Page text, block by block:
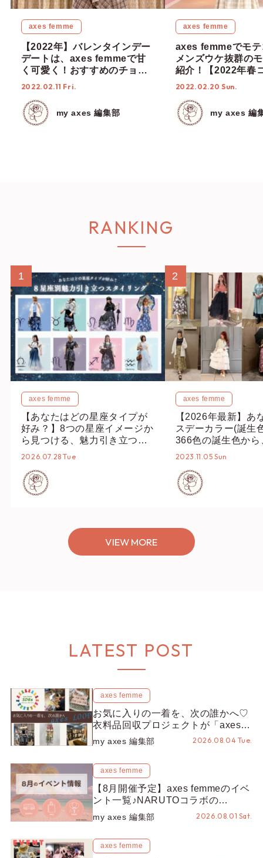
axes femme
【2022年】バレンタインデー
デートは、axes femmeで甘
く可愛く！おすすめのチョコ
レートコーデ5選！
2022.02.11 Fri.
my axes 編集部
axes femme
axes femmeでモ
メンズウケ抜群の
紹介！【2022年春
2022.02.20 Sun.
my axes 編
RANKING
1
axes femme
【あなたはどの星座タイプが
好み？】8つの星座イメージか
ら見つける、魅力引き立つス
タイリング♡
2026.07.28 Tue
2
axes femme
【2026年最新】あ
スデーカラー(誕生
366色の誕生色から
誕生色、バースデ
2023.11.05 Sun
VIEW MORE
LATEST POST
axes femme
お気に入りの一着を、次の誰かへ♡
衣料品回収プロジェクトが「axes
LOOP」にアップデート！活用する
とポイントが手に入る◎
my axes 編集部 2026.08.04 Tue.
axes femme
【8月開催予定】axes femmeのイベ
ント一覧♪NARUTOコラボの
REZEN POPUPから、プチYour
Stage.、ティーパーティまで！8月
my axes 編集部 2026.08.01 Sat.
axes femme